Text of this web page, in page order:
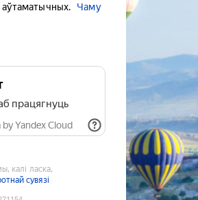
Чаму
працягнуць
Yandex Cloud
калі ласка,
сувязі